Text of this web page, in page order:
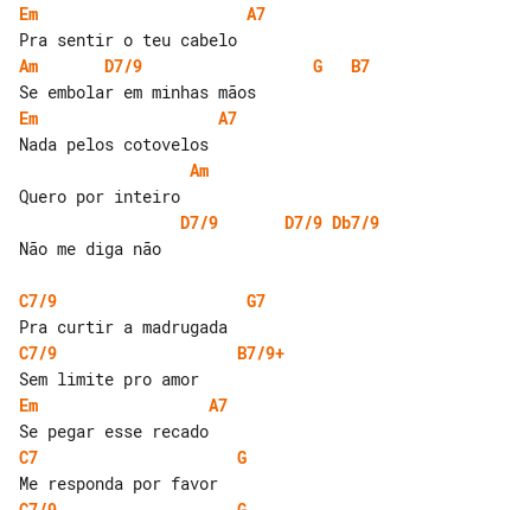
Em
A7
Am
D7/9 G
B7
Em
A7
Am
D7/9
D7/9 Db7/9
Não me diga não
C7/9
G7
C7/9
B7/9+
Em
A7
C7
G